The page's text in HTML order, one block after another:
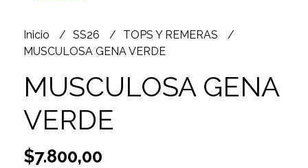
Inicio SS26
TOPS Y REMERAS
MUSCULOSA GENA VERDE
MUSCULOSA GENA
VERDE
$7.800,00